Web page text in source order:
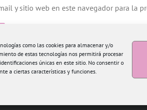
como las cookies para almacenar y/o
de estas tecnologías nos permitirá procesar
únicas en este sitio. No consentir o
a ciertas características y funciones.
y sitio web en este navegador para la